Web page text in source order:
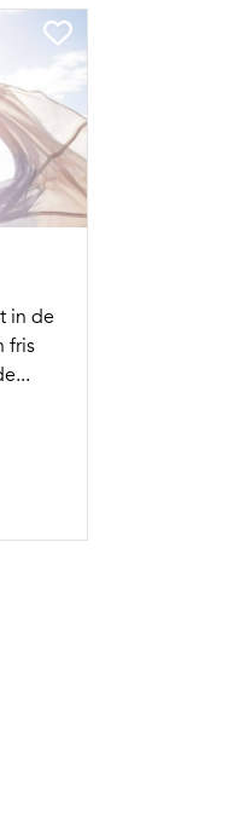
in de
fris